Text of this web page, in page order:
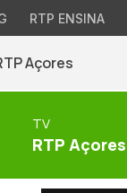
RTP ENSINA
Açores
TV
RTP Açores